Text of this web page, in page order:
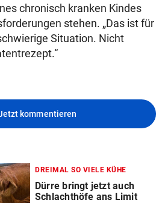
chronisch kranken Kindes
stehen. „Das ist für
Situation. Nicht
kommentieren
DREIMAL SO VIELE KÜHE
Dürre bringt jetzt auch
Schlachthöfe ans Limit